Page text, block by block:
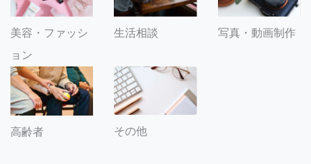
美容・ファッシ
ョン
生活相談 写真・動画制作
高齢者 その他